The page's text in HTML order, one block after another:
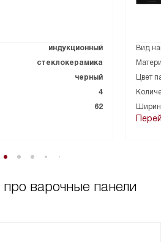
индукционный
стеклокерамика
черный
4
62
Вид
Цвет
варочные панели